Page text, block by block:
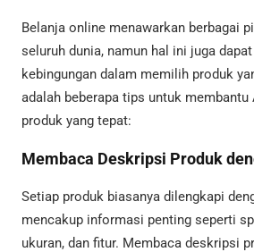
Belanja online menawarkan berbagai
seluruh dunia, namun hal ini juga
kebingungan dalam memilih produk
adalah beberapa tips untuk
produk yang tepat:
Membaca Deskripsi Produk
Setiap produk biasanya dilengkapi
mencakup informasi penting seperti
ukuran, dan fitur. Membaca deskripsi